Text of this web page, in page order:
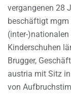
vergangenen 28
beschäftigt mgm
(inter-
Kinderschuhen
Brugger,
austria mit Sitz
von